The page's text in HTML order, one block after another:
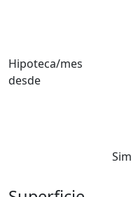
Hipoteca/mes
desde